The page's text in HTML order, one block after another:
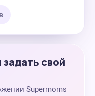
свой
Supermoms